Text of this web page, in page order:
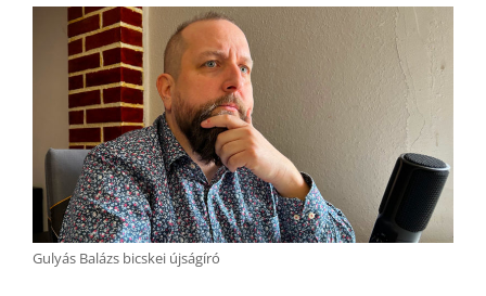
Gulyás Balázs bicskei újságíró